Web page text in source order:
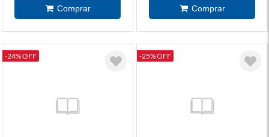
-24% OFF -25% OFF